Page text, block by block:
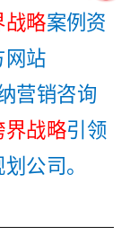
战略案例资
网站
营销咨询
界战略引领
公司。